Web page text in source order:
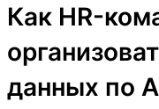
Как HR-
данных по